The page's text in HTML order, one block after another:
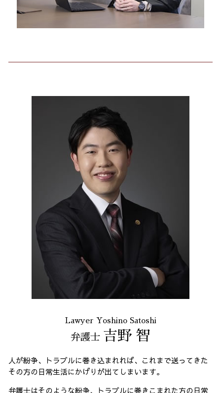
Lawyer Yoshino Satoshi
弁護士 吉野 智
人が紛争、トラブルに巻き込まれれば、これまで送ってきた
その方の日常生活にかげりが出てしまいます。
弁護士はそのような紛争、トラブルに巻きこまれた方の日常